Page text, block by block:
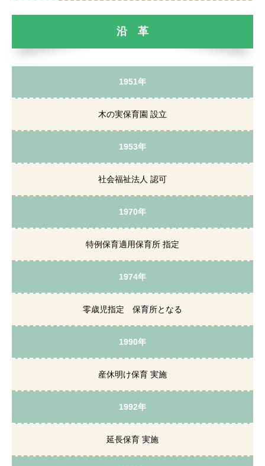
沿 革
1951年
木の実保育園 設立
1953年
社会福祉法人 認可
1970年
特例保育適用保育所 指定
1974年
零歳児指定 保育所となる
1990年
産休明け保育 実施
1992年
延長保育 実施